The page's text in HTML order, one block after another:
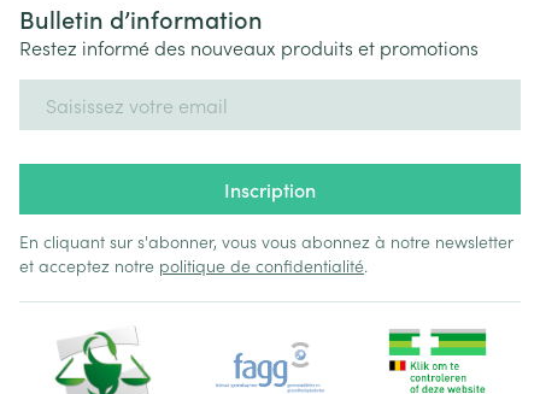
Bulletin d’information
Restez informé des nouveaux produits et promotions
Inscription
En cliquant sur s'abonner, vous vous abonnez à notre newsletter
et acceptez notre politique de confidentialité.